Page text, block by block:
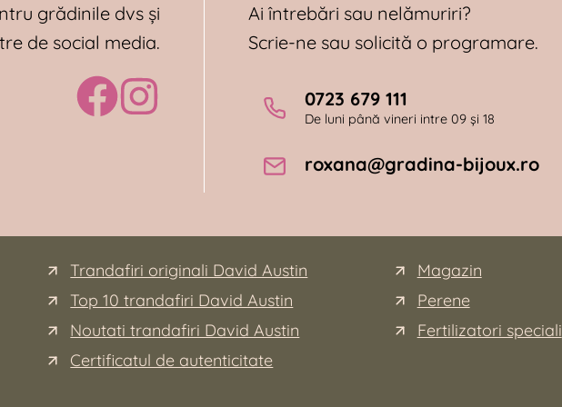
grădinile dvs și
de social media.
Ai întrebări sau nelămuriri?
Scrie-ne sau solicită o programare.
0723 679 111
De luni până vineri intre 09 și 18
roxana@gradina-bijoux.ro
Trandafiri originali David Austin
Top 10 trandafiri David Austin
Noutati trandafiri David Austin
Certificatul de autenticitate
Magazin
Perene
Fertilizatori speciali